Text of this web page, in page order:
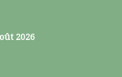
2026